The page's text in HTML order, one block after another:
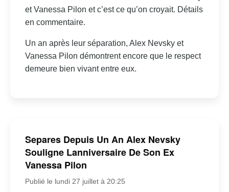
et Vanessa Pilon et c’est ce qu’on croyait. Détails
en commentaire.
Un an après leur séparation, Alex Nevsky et
Vanessa Pilon démontrent encore que le respect
demeure bien vivant entre eux.
Separes Depuis Un An Alex Nevsky
Souligne Lanniversaire De Son Ex
Vanessa Pilon
Publié le lundi 27 juillet à 20:25